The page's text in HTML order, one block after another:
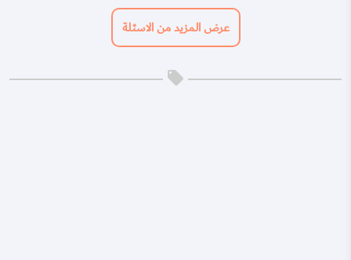
عرض المزيد من الاسئلة